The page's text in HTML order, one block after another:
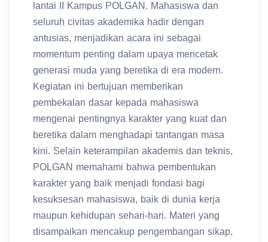
lantai II Kampus POLGAN. Mahasiswa dan
seluruh civitas akademika hadir dengan
antusias, menjadikan acara ini sebagai
momentum penting dalam upaya mencetak
generasi muda yang beretika di era modern.
Kegiatan ini bertujuan memberikan
pembekalan dasar kepada mahasiswa
mengenai pentingnya karakter yang kuat dan
beretika dalam menghadapi tantangan masa
kini. Selain keterampilan akademis dan teknis,
POLGAN memahami bahwa pembentukan
karakter yang baik menjadi fondasi bagi
kesuksesan mahasiswa, baik di dunia kerja
maupun kehidupan sehari-hari. Materi yang
disampaikan mencakup pengembangan sikap,